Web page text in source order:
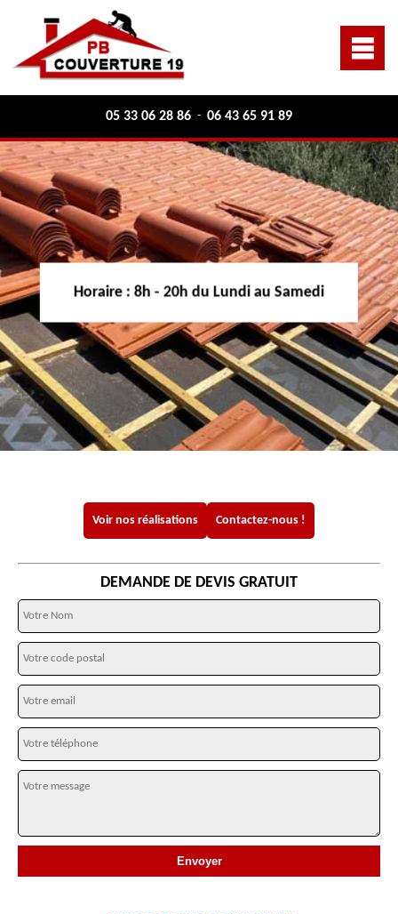
05 33 06 28 86 - 06 43 65 91 89
Horaire : 8h - 20h du Lundi au Samedi
Voir nos réalisations Contactez-nous !
DEMANDE DE DEVIS GRATUIT